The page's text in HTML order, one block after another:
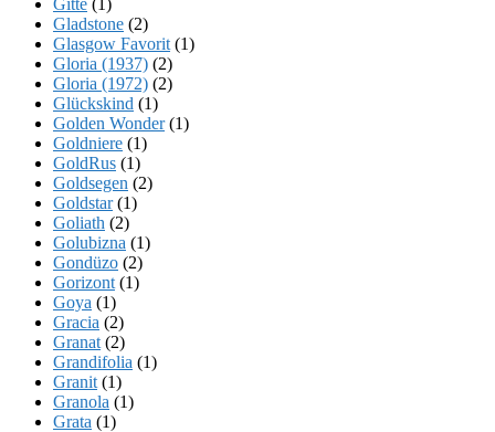
Gladstone (2)
Glasgow Favorit (1)
Gloria (1937) (2)
Gloria (1972) (2)
Glückskind (1)
Golden Wonder(1)
Goldniere (1)
GoldRus (1)
Goldsegen (2)
Goldstar(1)
Goliath (2)
Golubizna (1)
Gondüzo (2)
Gorizont (1)
Goya (1)
Gracia (2)
Granat (2)
Grandifolia (1)
Granit (1)
Granola (1)
Grata (1)